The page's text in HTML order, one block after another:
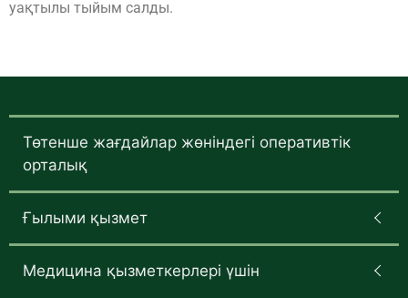
уақтылы тыйым салды.
Төтенше жағдайлар жөніндегі оперативтік
орталық
Ғылыми қызмет
Медицина қызметкерлері үшін